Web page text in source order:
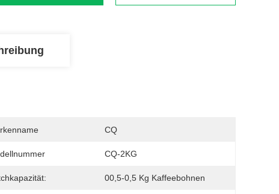
CQ
CQ-2KG
00,5-0,5 Kg Kaffeebohnen